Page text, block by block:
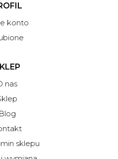
konto
nas
Blog
sklepu